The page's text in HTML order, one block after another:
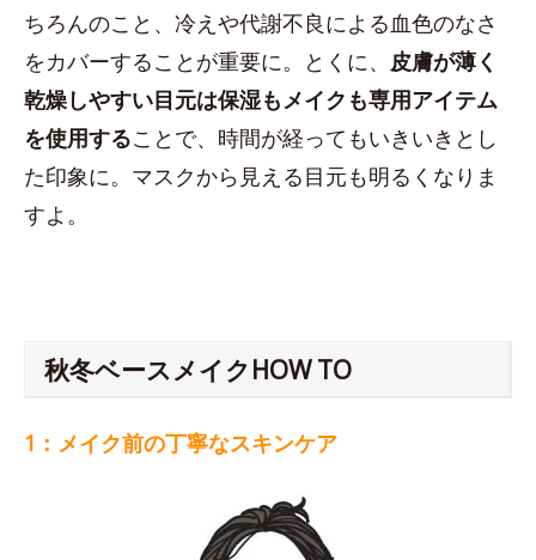
ちろんのこと、冷えや代謝不良による血色のなさ
をカバーすることが重要に。とくに、 皮膚が薄く
乾燥しやすい目元は保湿もメイクも専用アイテム
を使用することで、時間が経ってもいきいきとし
た印象に。マスクから見える目元も明るくなりま
すよ。
秋冬ベースメイクHOW TO
1：メイク前の丁寧なスキンケア